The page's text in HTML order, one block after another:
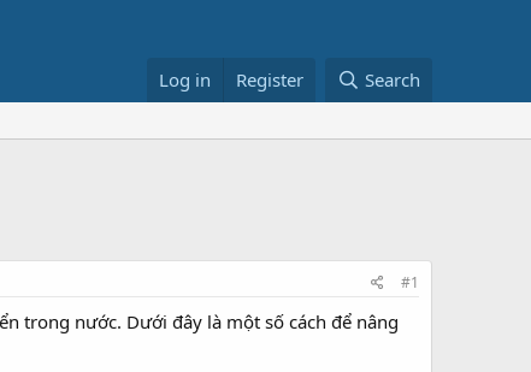
Log in Register Search
#1
trong nước. Dưới đây là một số cách để nâng